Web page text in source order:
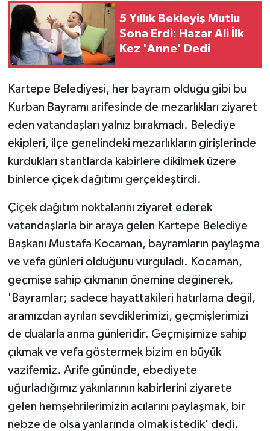
5 Yıllık Bekleyiş Mutlu
Sona Erdi: Hazar Ali İlk
Kez 'Anne' Dedi
Kartepe Belediyesi, her bayram olduğu gibi bu
Kurban Bayramı arifesinde de mezarlıkları ziyaret
eden vatandaşları yalnız bırakmadı. Belediye
ekipleri, ilçe genelindeki mezarlıkların girişlerinde
kurdukları stantlarda kabirlere dikilmek üzere
binlerce çiçek dağıtımı gerçekleştirdi.
Çiçek dağıtım noktalarını ziyaret ederek
vatandaşlarla bir araya gelen Kartepe Belediye
Başkanı Mustafa Kocaman, bayramların paylaşma
ve vefa günleri olduğunu vurguladı. Kocaman,
geçmişe sahip çıkmanın önemine değinerek,
'Bayramlar; sadece hayattakileri hatırlama değil,
aramızdan ayrılan sevdiklerimizi, geçmişlerimizi
de dualarla anma günleridir. Geçmişimize sahip
çıkmak ve vefa göstermek bizim en büyük
vazifemiz. Arife gününde, ebediyete
uğurladığımız yakınlarının kabirlerini ziyarete
gelen hemşehrilerimizin acılarını paylaşmak, bir
nebze de olsa yanlarında olmak istedik' dedi.